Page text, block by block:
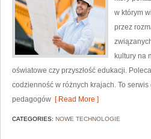
w którym
przez
kultury na
oświatowe czy przyszłość edukacji.
codzienność w różnych krajach. To
pedagogów [ Read More ]
CATEGORIES: NOWE TECHNOLOGIE